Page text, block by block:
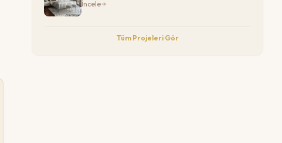
İncele
Tüm Projeleri Gör